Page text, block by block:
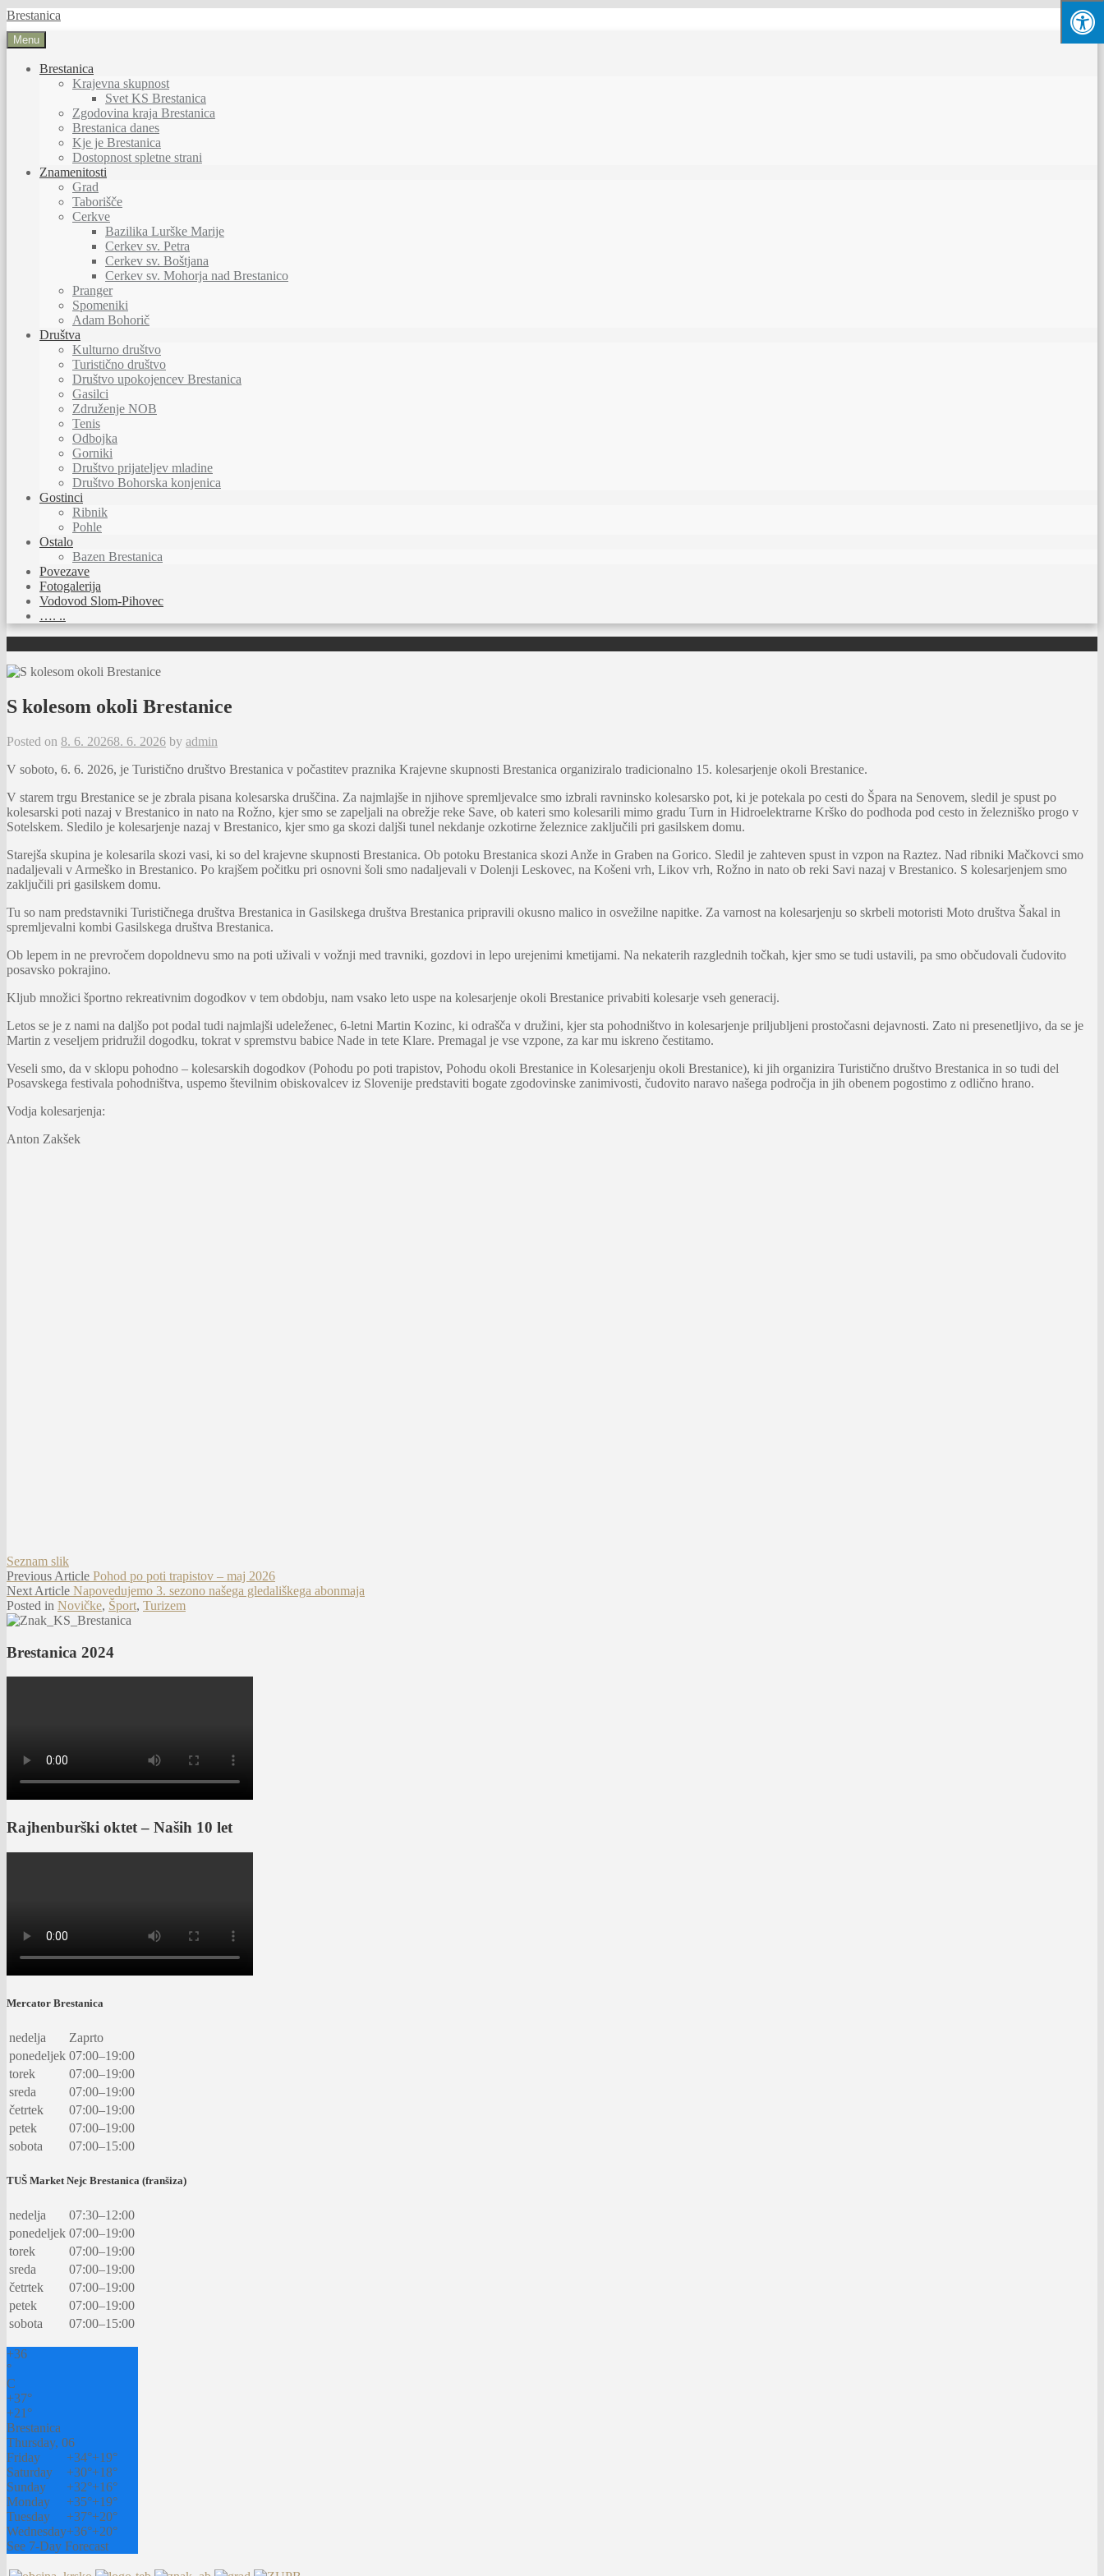
Skip
to
content
Brestanica
Menu
Brestanica
Krajevna skupnost
Svet KS Brestanica
Zgodovina kraja Brestanica
Brestanica danes
Kje je Brestanica
Dostopnost spletne strani
Znamenitosti
Grad
Taborišče
Cerkve
Bazilika Lurške Marije
Cerkev sv. Petra
Cerkev sv. Boštjana
Cerkev sv. Mohorja nad Brestanico
Pranger
Spomeniki
Adam Bohorič
Društva
Kulturno društvo
Turistično društvo
Društvo upokojencev Brestanica
Gasilci
Združenje NOB
Tenis
Odbojka
Gorniki
Društvo prijateljev mladine
Društvo Bohorska konjenica
Gostinci
Ribnik
Pohle
Ostalo
Bazen Brestanica
Povezave
Fotogalerija
Vodovod Slom-Pihovec
…. ..
S kolesom okoli Brestanice
Posted on 8. 6. 20268. 6. 2026 by admin
V soboto, 6. 6. 2026, je Turistično društvo Brestanica v počastitev praznika Krajevne skupnosti Brestanica organiziralo tradicionalno 15. kolesarjenje okoli Brestanice.
V starem trgu Brestanice se je zbrala pisana kolesarska druščina. Za najmlajše in njihove spremljevalce smo izbrali ravninsko kolesarsko pot, ki je potekala po cesti do Špara na Senovem, sledil je spust po
kolesarski poti nazaj v Brestanico in nato na Rožno, kjer smo se zapeljali na obrežje reke Save, ob kateri smo kolesarili mimo gradu Turn in Hidroelektrarne Krško do podhoda pod cesto in železniško progo v
Sotelskem. Sledilo je kolesarjenje nazaj v Brestanico, kjer smo ga skozi daljši tunel nekdanje ozkotirne železnice zaključili pri gasilskem domu.
Starejša skupina je kolesarila skozi vasi, ki so del krajevne skupnosti Brestanica. Ob potoku Brestanica skozi Anže in Graben na Gorico. Sledil je zahteven spust in vzpon na Raztez. Nad ribniki Mačkovci smo
nadaljevali v Armeško in Brestanico. Po krajšem počitku pri osnovni šoli smo nadaljevali v Dolenji Leskovec, na Košeni vrh, Likov vrh, Rožno in nato ob reki Savi nazaj v Brestanico. S kolesarjenjem smo
zaključili pri gasilskem domu.
Tu so nam predstavniki Turističnega društva Brestanica in Gasilskega društva Brestanica pripravili okusno malico in osvežilne napitke. Za varnost na kolesarjenju so skrbeli motoristi Moto društva Šakal in
spremljevalni kombi Gasilskega društva Brestanica.
Ob lepem in ne prevročem dopoldnevu smo na poti uživali v vožnji med travniki, gozdovi in lepo urejenimi kmetijami. Na nekaterih razglednih točkah, kjer smo se tudi ustavili, pa smo občudovali čudovito
posavsko pokrajino.
Kljub množici športno rekreativnim dogodkov v tem obdobju, nam vsako leto uspe na kolesarjenje okoli Brestanice privabiti kolesarje vseh generacij.
Letos se je z nami na daljšo pot podal tudi najmlajši udeleženec, 6-letni Martin Kozinc, ki odrašča v družini, kjer sta pohodništvo in kolesarjenje priljubljeni prostočasni dejavnosti. Zato ni presenetljivo, da se je
Martin z veseljem pridružil dogodku, tokrat v spremstvu babice Nade in tete Klare. Premagal je vse vzpone, za kar mu iskreno čestitamo.
Veseli smo, da v sklopu pohodno – kolesarskih dogodkov (Pohodu po poti trapistov, Pohodu okoli Brestanice in Kolesarjenju okoli Brestanice), ki jih organizira Turistično društvo Brestanica in so tudi del
Posavskega festivala pohodništva, uspemo številnim obiskovalcev iz Slovenije predstaviti bogate zgodovinske zanimivosti, čudovito naravo našega področja in jih obenem pogostimo z odlično hrano.
Vodja kolesarjenja:
Anton Zakšek
Seznam slik
Navigacija
prispevka
Previous Article Previous
Article:
Pohod po poti trapistov – maj 2026
Next Article Next
Article:
Napovedujemo 3. sezono našega gledališkega abonmaja
Posted in Novičke, Šport, Turizem
Brestanica 2024
Rajhenburški oktet – Naših 10 let
Mercator Brestanica
nedelja
Zaprto
ponedeljek 07:00–19:00
torek
07:00–19:00
sreda
07:00–19:00
četrtek
07:00–19:00
petek
07:00–19:00
sobota
07:00–15:00
TUŠ Market Nejc Brestanica (franšiza)
nedelja
07:30–12:00
ponedeljek 07:00–19:00
torek
07:00–19:00
sreda
07:00–19:00
četrtek
07:00–19:00
petek
07:00–19:00
sobota
07:00–15:00
+36
°
C
+37°
+21°
Brestanica
Thursday, 06
Friday
+34°+19°
Saturday
+30°+18°
Sunday
+32°+16°
Monday
+35°+19°
Tuesday
+37°+20°
Wednesday+36°+20°
See 7-Day Forecast